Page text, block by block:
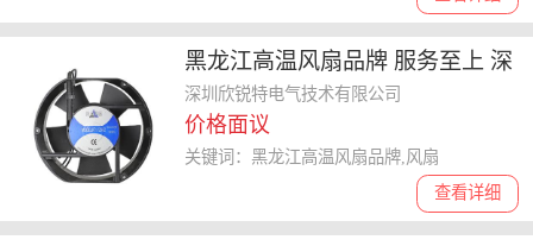
黑龙江高温风扇品牌 服务至上 深
圳欣锐特电子供应
深圳欣锐特电气技术有限公司
价格面议
查看详细
关键词：黑龙江高温风扇品牌,风扇